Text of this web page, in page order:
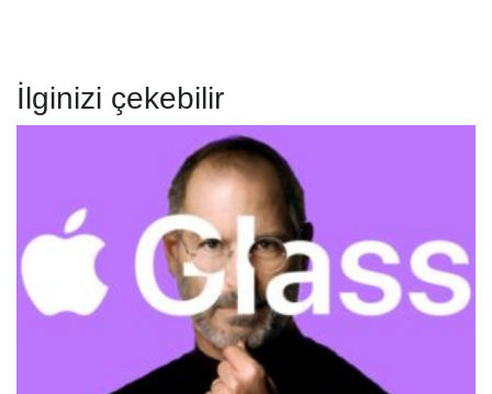
İlginizi çekebilir